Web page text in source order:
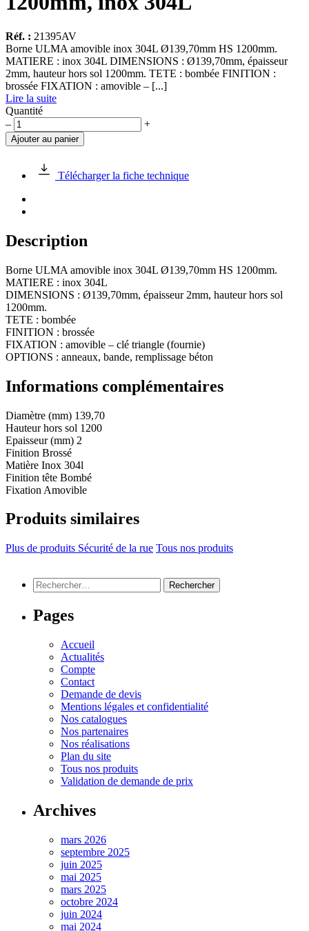
Réf. : 21395AV
Borne ULMA amovible inox 304L Ø139,70mm HS 1200mm.
MATIERE : inox 304L DIMENSIONS : Ø139,70mm, épaisseur
2mm, hauteur hors sol 1200mm. TETE : bombée FINITION :
brossée FIXATION : amovible – [...]
Lire la suite
Quantité
quantité
de
Borne
amovible
bombée,
Ø139,70mm
1200mm,
inox
– +
Ajouter au panier
Télécharger la fiche technique
Description
Borne ULMA amovible inox 304L Ø139,70mm HS 1200mm.
MATIERE : inox 304L
DIMENSIONS : Ø139,70mm, épaisseur 2mm, hauteur hors sol
1200mm.
TETE : bombée
FINITION : brossée
FIXATION : amovible – clé triangle (fournie)
OPTIONS : anneaux, bande, remplissage béton
Informations complémentaires
Diamètre (mm) 139,70
Hauteur hors sol 1200
Epaisseur (mm) 2
Finition Brossé
Matière Inox 304l
Finition tête Bombé
Fixation Amovible
Produits similaires
Plus de produits Sécurité de la rue Tous nos produits
Rechercher :
Pages
Accueil
Actualités
Compte
Contact
Demande de devis
Mentions légales et confidentialité
Nos catalogues
Nos partenaires
Nos réalisations
Plan du site
Tous nos produits
Validation de demande de prix
Archives
mars 2026
septembre 2025
juin 2025
mai 2025
mars 2025
octobre 2024
juin 2024
mai 2024